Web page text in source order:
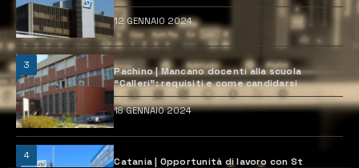
12 GENNAIO 2024
3
Pachino | Mancano docenti alla scuola
“Calleri”: requisiti e come candidarsi
18 GENNAIO 2024
4
Catania | Opportunità di lavoro con St